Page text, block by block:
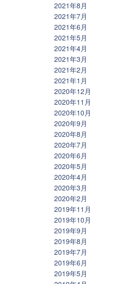
2021年8月
2021年7月
2021年6月
2021年5月
2021年4月
2021年3月
2021年2月
2021年1月
2020年12月
2020年11月
2020年10月
2020年9月
2020年8月
2020年7月
2020年6月
2020年5月
2020年4月
2020年3月
2020年2月
2019年11月
2019年10月
2019年9月
2019年8月
2019年7月
2019年6月
2019年5月